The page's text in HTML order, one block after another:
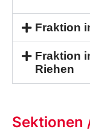
Fraktion
Fraktion
Riehen
Sektionen